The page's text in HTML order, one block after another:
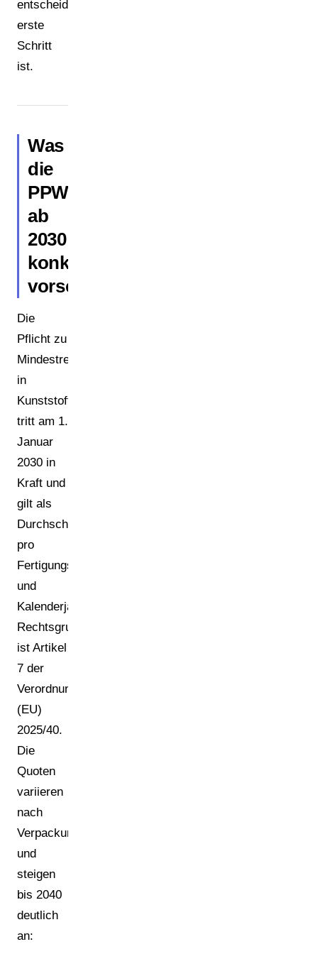
entscheidende
erste
Schritt
ist.
Was
die
PPWR
ab
2030
konkret
vorschreibt
Die
Pflicht zu
Mindestrecyclatanteilen
in
Kunststoffverpackungen
tritt am 1.
Januar
2030 in
Kraft und
gilt als
Durchschnitt
pro
Fertigungsbetrieb
und
Kalenderjahr.
Rechtsgrundlage
ist Artikel
7 der
Verordnung
(EU)
2025/40.
Die
Quoten
variieren
nach
Verpackungskategorie
und
steigen
bis 2040
deutlich
an: